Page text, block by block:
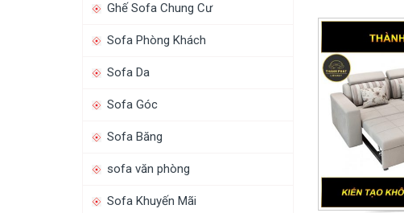
Ghế Sofa Chung Cư
Sofa Phòng Khách
Sofa Da
Sofa Góc
Sofa Băng
sofa văn phòng
Sofa Khuyến Mãi